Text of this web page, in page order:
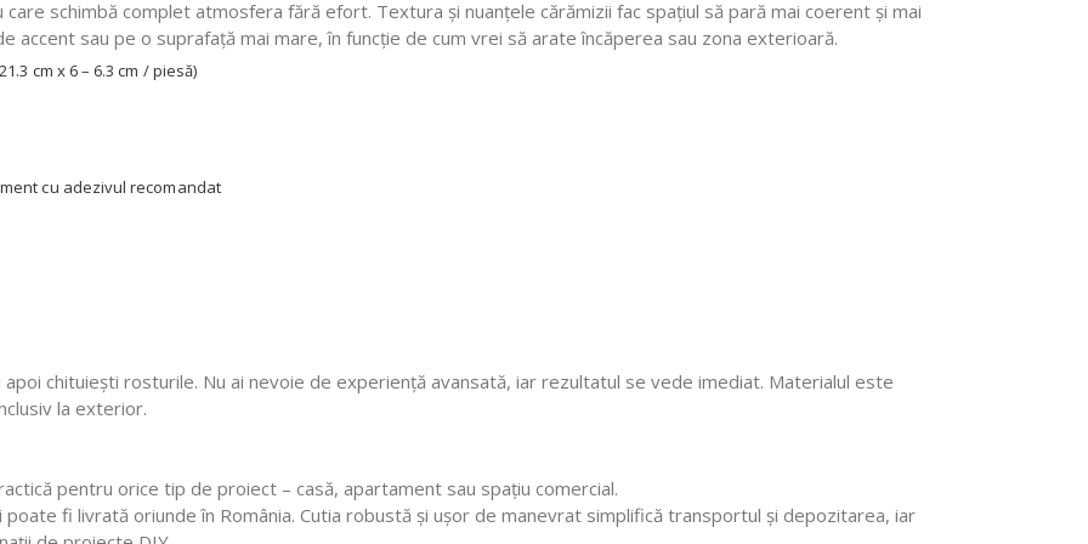
care schimbă complet atmosfera fără efort. Textura și nuanțele cărămizii fac spațiul să pară mai coerent și mai
accent sau pe o suprafață mai mare, în funcție de cum vrei să arate încăperea sau zona exterioară.
cm x 6 – 6.3 cm / piesă)
cu adezivul recomandat
apoi chituiești rosturile. Nu ai nevoie de experiență avansată, iar rezultatul se vede imediat. Materialul este
la exterior.
pentru orice tip de proiect – casă, apartament sau spațiu comercial.
fi livrată oriunde în România. Cutia robustă și ușor de manevrat simplifică transportul și depozitarea, iar